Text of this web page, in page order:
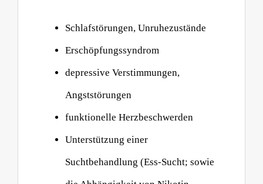
Schlafstörungen, Unruhezustände
Erschöpfungssyndrom
depressive Verstimmungen,
Angststörungen
funktionelle Herzbeschwerden
Unterstützung einer
Suchtbehandlung (Ess-Sucht; sowie